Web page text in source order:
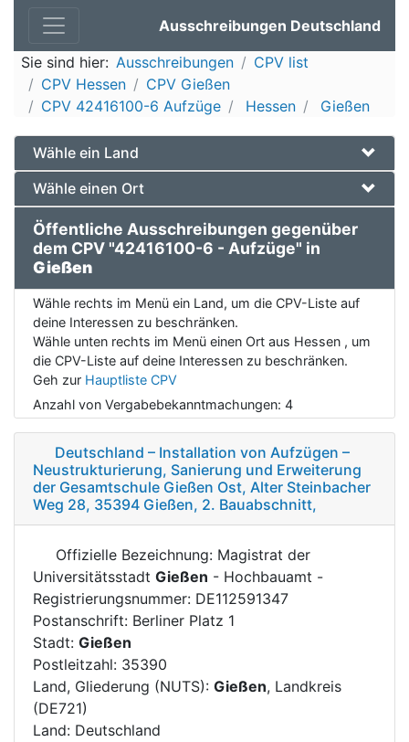
Ausschreibungen Deutschland
Sie sind hier: Ausschreibungen
CPV list
CPV Hessen
CPV Gießen
CPV 42416100-6 Aufzüge
Hessen Gießen
Wähle ein Land
Wähle einen Ort
Öffentliche Ausschreibungen gegenüber
dem CPV "42416100-6 - Aufzüge" in
Gießen
Wähle rechts im Menü ein Land, um die CPV-Liste auf
deine Interessen zu beschränken.
Wähle unten rechts im Menü einen Ort aus Hessen , um
die CPV-Liste auf deine Interessen zu beschränken.
Geh zur Hauptliste CPV
Anzahl von Vergabebekanntmachungen: 4
Deutschland – Installation von Aufzügen –
Neustrukturierung, Sanierung und Erweiterung
der Gesamtschule Gießen Ost, Alter Steinbacher
Weg 28, 35394 Gießen, 2. Bauabschnitt,
Offizielle Bezeichnung: Magistrat der
Universitätsstadt Gießen - Hochbauamt -
Registrierungsnummer: DE112591347
Postanschrift: Berliner Platz 1
Stadt: Gießen
Postleitzahl: 35390
Land, Gliederung (NUTS): Gießen, Landkreis
(DE721)
Land: Deutschland